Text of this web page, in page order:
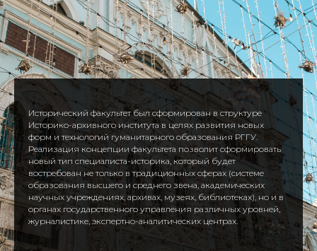
Исторический факультет был сформирован в структуре
Историко-архивного института в целях развития новых
форм и технологий гуманитарного образования РГГУ.
Реализация концепции факультета позволит сформировать
новый тип специалиста-историка, который будет
востребован не только в традиционных сферах (системе
образования высшего и среднего звена, академических
научных учреждениях, архивах, музеях, библиотеках), но и в
органах государственного управления различных уровней,
журналистике, экспертно-аналитических центрах.